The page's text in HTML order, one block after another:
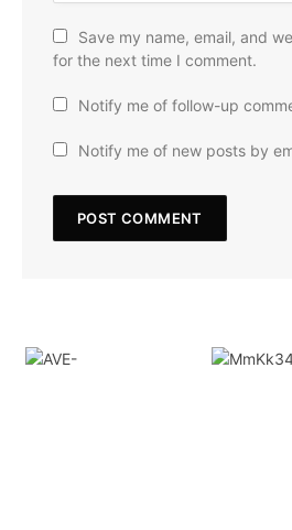
Save my name, email, and
for the next time I comment.
Notify me of follow-up
Notify me of new posts by